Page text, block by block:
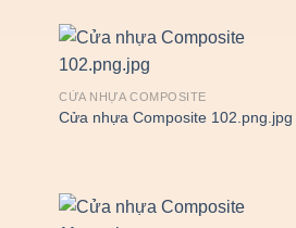
CỬA NHỰA COMPOSITE
Cửa nhựa Composite 102.png.jpg